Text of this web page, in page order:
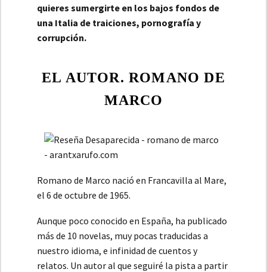
quieres sumergirte en los bajos fondos de
una Italia de traiciones, pornografía y
corrupción.
EL AUTOR. ROMANO DE
MARCO
Romano de Marco nació en Francavilla al Mare,
el 6 de octubre de 1965.
Aunque poco conocido en España, ha publicado
más de 10 novelas, muy pocas traducidas a
nuestro idioma, e infinidad de cuentos y
relatos. Un autor al que seguiré la pista a partir